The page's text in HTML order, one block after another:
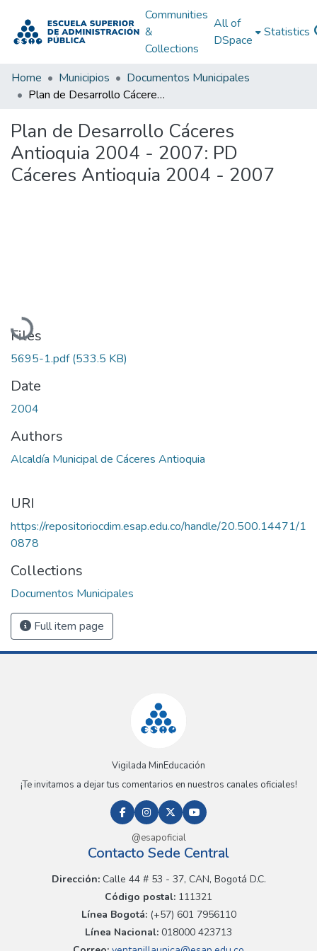
Communities
&
Collections
All of
DSpace
Statistics
Home Municipios
Documentos Municipales
Plan de Desarrollo Cáceres Antioquia 2004 - 2007: PD Cáceres Antioquia 2004 - 2007
Plan de Desarrollo Cáceres
Antioquia 2004 - 2007: PD
Cáceres Antioquia 2004 - 2007
Loading...
Files
5695-1.pdf(533.5 KB)
Date
2004
Authors
Alcaldía Municipal de Cáceres Antioquia
URI
https://repositoriocdim.esap.edu.co/handle/20.500.14471/1
0878
Collections
Documentos Municipales
Full item page
Vigilada MinEducación
¡Te invitamos a dejar tus comentarios en nuestros canales oficiales!
@esapoficial
Contacto Sede Central
Dirección:Calle 44 # 53 - 37, CAN, Bogotá D.C.
Código postal: 111321
Línea Bogotá:(+57) 601 7956110
Línea Nacional: 018000 423713